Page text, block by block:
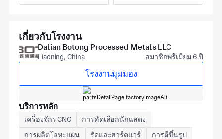
เกี่ยวกับโรงงาน
Dalian Botong Processed Metals LLC
Liaoning, China สมาชิกพรีเมียม 6 ปี
โรงงานมุมมอง
บริการหลัก
เครื่องจักร CNC
การคัดเลือกนักแสดง
การผลิตโลหะแผ่น
รัดและฮาร์ดแวร์ การตีขึ้นรูป